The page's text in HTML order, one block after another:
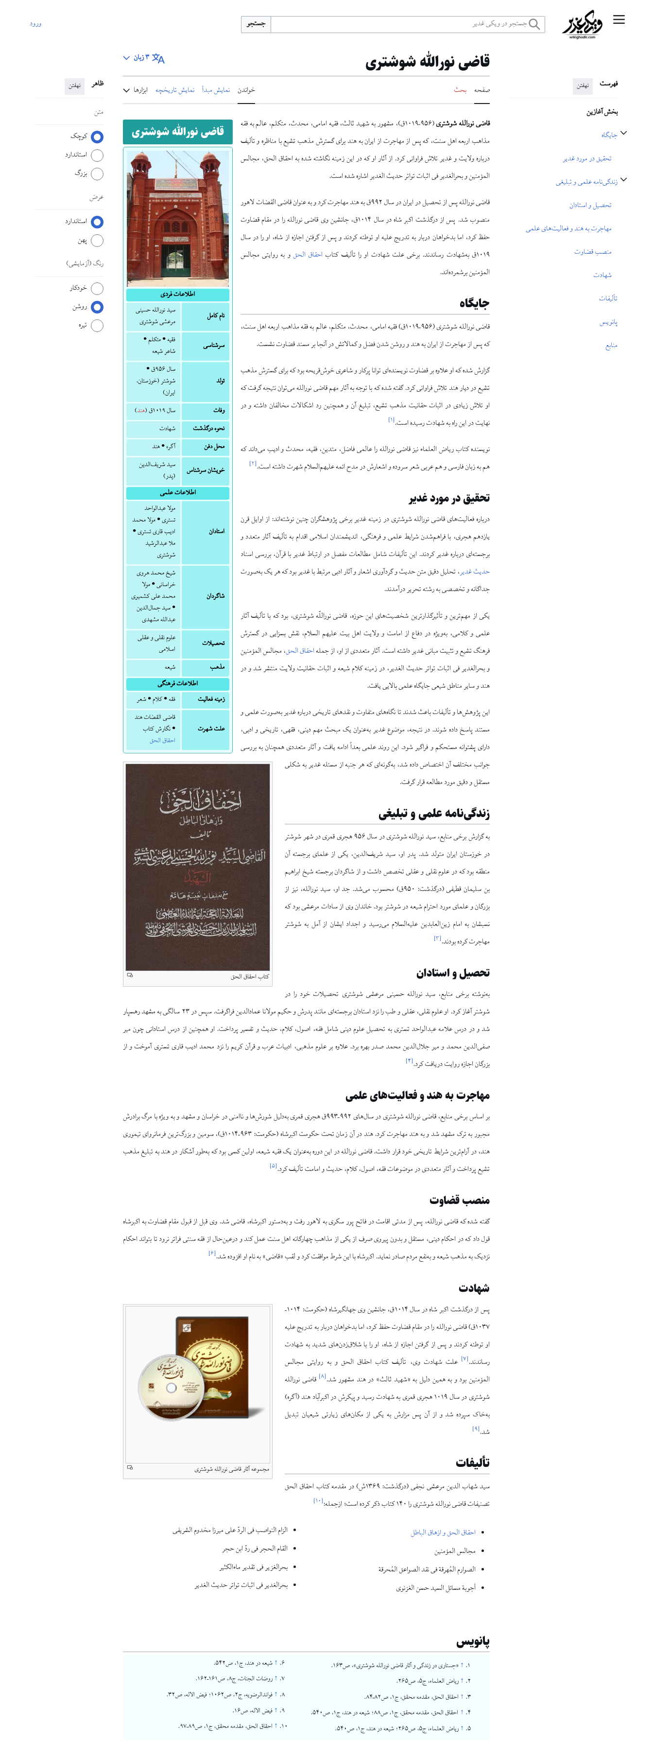
منوی اصلی جستجو ورود
فهرست نهفتن
بخش آغازین
جایگاه
تغییر وضعیت زیربخش‌های جایگاه
تحقیق در مورد غدیر
زندگی‌نامه علمی و تبلیغی
تغییر وضعیت زیربخش‌های زندگی‌نامه علمی و تبلیغی
تحصیل و استادان
مهاجرت به هند و فعالیت‌های علمی
منصب قضاوت
شهادت
تألیفات
پانویس
منابع
قاضی نورالله شوشتری ۳ زبان
صفحه بحث خواندن نمایش مبدأ نمایش تاریخچه ابزارها ظاهر نهفتن
متن
کوچک
استاندارد
بزرگ
عرض
استاندارد
پهن
رنگ(آزمایشی)
خودکار
روشن
تیره
قاضی نورالله شوشتری
اطلاعات فردی
نام کامل
سید نورالله حسینی
مرعشی شوشتری
سرشناسی
فقیه • متکلم •
شاعر شیعه
تولد
سال ۹۵۶ق •
شوشتر (خوزستان،
ایران)
وفات
سال ۱۰۱۹ق ( هند)
نحوه درگذشت
شهادت
محل دفن
آگره • هند
خویشان سرشناس
سید شریف‌الدین
(پدر)
اطلاعات علمی
استادان
مولا عبدالواحد
تستری • مولا محمد
ادیب قاری تستری •
ملا عبدالرشید
شوشتری
شاگردان
شیخ محمد هروی
خراسانی • مولا
محمد علی کشمیری
• سید جمال‌الدین
عبدالله مشهدی
تحصیلات
علوم نقلی و عقلی
اسلامی
مذهب
شیعه
اطلاعات فرهنگی
زمینه فعالیت فقه • کلام • شعر
علت شهرت
قاضی القضات هند
• نگارش کتاب
احقاق الحق
کتاب احقاق الحق
قاضی نورالله شوشتری
(۹۵۶–۱۰۱۹ق)، مشهور به شهید ثالث، فقیه امامی، محدث، متکلم، عالم به فقه
مذاهب اربعه اهل سنت، که پس از مهاجرت از ایران به هند برای گسترش مذهب تشیع با مناظره و تألیف
درباره ولایت و غدیر تلاش فراوانی کرد. از آثار او که در این زمینه نگاشته شده به احقاق الحق، مجالس
المؤمنین و بحرالغدیر فی اثبات تواتر حدیث الغدیر اشاره شده است.
قاضی نورالله پس از تحصیل در ایران در سال ۹۹۲ق به هند مهاجرت کرد و به عنوان قاضی القضات لاهور
منصوب شد. پس از درگذشت اکبر شاه در سال ۱۰۱۴ق، جانشین وی قاضی نورالله را در مقام قضاوت
حفظ کرد، اما بدخواهان دربار به تدریج علیه او توطئه کردند و پس از گرفتن اجازه از شاه، او را در سال
۱۰۱۹ق به‌شهادت رساندند. برخی علت شهادت او را تألیف کتاب
احقاق الحقو به روایتی مجالس
المؤمنین برشمرده‌اند.
جایگاه
قاضی نورالله شوشتری (۹۵۶–۱۰۱۹ق) فقیه امامی، محدث، متکلم، عالم به فقه مذاهب اربعه اهل سنت،
که پس از مهاجرت از ایران به هند و روشن شدن فضل و کمالاتش در آنجا بر مسند قضاوت نشست.
گزارش شده که او علاوه بر قضاوت نویسنده‌ای توانا پرکار و شاعری خوش‌قریحه بود که برای گسترش مذهب
تشیع در دیار هند تلاش فراوانی کرد. گفته شده که با توجه به آثار مهم قاضی نورالله می‌توان نتیجه گرفت که
او تلاش زیادی در اثبات حقانیت مذهب تشیع، تبلیغ آن و همچنین رد اشکالات مخالفان داشته و در
نهایت در این راه به شهادت رسیده است.[۱]
نویسنده کتاب ریاض العلماء نیز قاضی نورالله را عالمی فاضل، متدین، فقیه، محدث و ادیب می‌داند که
هم به زبان فارسی و هم عربی شعر سروده و اشعارش در مدح ائمه علیهم‌السلام شهرت داشته است.[۲]
تحقیق در مورد غدیر
درباره فعالیت‌های قاضی نورالله شوشتری در زمینه غدیر برخی پژوهشگران چنین نوشته‌اند: از اوایل قرن
یازدهم هجری، با فراهم‌شدن شرایط علمی و فرهنگی، اندیشمندان اسلامی اقدام به تألیف آثار متعدد و
برجسته‌ای درباره غدیر کردند. این تألیفات شامل مطالعات مفصل در ارتباط غدیر با قرآن، بررسی اسناد
حدیث غدیر، تحلیل دقیق متن حدیث و گردآوری اشعار و آثار ادبی مرتبط با غدیر بود که هر یک به‌صورت
جداگانه و تخصصی به رشته تحریر درآمدند.
یکی از مهم‌ترین و تأثیرگذارترین شخصیت‌های این حوزه، قاضی نوراللّه شوشتری، بود که با تألیف آثار
علمی و کلامی، به‌ویژه در دفاع از امامت و ولایت اهل بیت علیهم السلام، نقش بسزایی در گسترش
فرهنگ تشیع و تثبیت مبانی غدیر داشته است. آثار متعددی از او، از جملهاحقاق الحق، مجالس المؤمنین
و بحرالغدیر فی اثبات تواتر حدیث الغدیر، در زمینه کلام شیعه و اثبات حقانیت ولایت منتشر شد و در
هند و سایر مناطق شیعی جایگاه علمی بالایی یافت.
این پژوهش‌ها و تألیفات باعث شدند تا نگاه‌های متفاوت و نقدهای تاریخی درباره غدیر به‌صورت علمی و
مستند پاسخ داده شوند. در نتیجه، موضوع غدیر به‌عنوان یک مبحث مهم دینی، فقهی، تاریخی و ادبی،
دارای پشتوانه مستحکم و فراگیر شود. این روند علمی بعداً ادامه یافت و آثار متعددی همچنان به بررسی
جوانب مختلف آن اختصاص داده شد، به‌گونه‌ای که هر جنبه از مسئله غدیر به شکلی
مستقل و دقیق مورد مطالعه قرار گرفت.
زندگی‌نامه علمی و تبلیغی
به گزارش برخی منابع، سید نورالله شوشتری در سال ۹۵۶ هجری قمری در شهر شوشتر
در خوزستان ایران متولد شد. پدر او، سید شریف‌الدین، یکی از علمای برجسته آن
منطقه بود که در علوم نقلی و عقلی تخصص داشت و از شاگردان برجسته شیخ ابراهیم
بن سلیمان قطیفی (درگذشت: ۹۵۰ق) محسوب می‌شد. جد او، سید نورالله، نیز از
بزرگان و علمای مورد احترام شیعه در شوشتر بود. خاندان وی از سادات مرعشی بود که
نسبشان به امام زین‌العابدین علیه‌السلام می‌رسید و اجداد ایشان از آمل به شوشتر
مهاجرت کرده بودند.[۳]
تحصیل و استادان
به‌نوشته برخی منابع، سید نورالله حسینی مرعشی شوشتری تحصیلات خود را در
شوشتر آغاز کرد. او علوم نقلی، عقلی و طب را نزد استادان برجسته‌ای مانند پدرش و حکیم مولانا عمادالدین فراگرفت. سپس در ۲۳ سالگی به مشهد رهسپار
شد و در درس علامه عبدالواحد تستری به تحصیل علوم دینی شامل فقه، اصول، کلام، حدیث و تفسیر پرداخت. او همچنین از درس استادانی چون میر
صفی‌الدین محمد و میر جلال‌الدین محمد صدر بهره برد. علاوه بر علوم مذهبی، ادبیات عرب و قرآن کریم را نزد محمد ادیب قاری تستری آموخت و از
بزرگان اجازه روایت دریافت کرد.[۴]
مهاجرت به هند و فعالیت‌های علمی
بر اساس برخی منابع، قاضی نورالله شوشتری در سال‌های ۹۹۲–۹۹۳ق هجری قمری به‌دلیل شورش‌ها و ناامنی در خراسان و مشهد و به ویژه با مرگ برادرش
مجبور به ترک مشهد شد و به هند مهاجرت کرد. هند در آن زمان تحت حکومت اکبرشاه (حک‍ومت: ۹۶۳–۱۰۱۴ق)، سومین و بزرگ‌ترین فرمانروای تیموری
هند، در آرام‌ترین شرایط تاریخی خود قرار داشت. قاضی نورالله در این دوره به‌عنوان یک فقیه شیعه، اولین کسی بود که به‌طور آشکار در هند به تبلیغ مذهب
تشیع پرداخت و آثار متعددی در موضوعات فقه، اصول، کلام، حدیث و امامت تألیف کرد.[۵]
منصب قضاوت
گفته شده که قاضی نورالله، پس از مدتی اقامت در فاتح پور سکری به لاهور رفت و به‌دستور اکبرشاه، قاضی شد. وی قبل از قبول مقام قضاوت به اکبرشاه
قول داد که در احکام دینی، مستقل و بدون پیروی صرف از یکی از مذاهب چهارگانه اهل سنت عمل کند و درعین‌حال از فقه سنتی فراتر نرود تا بتواند احکام
نزدیک به مذهب شیعه و به‌نفع مردم صادر نماید. اکبرشاه با این شرط موافقت کرد و لقب «قاضی» به نام او افزوده شد.[۶]
شهادت
مجموعه آثار قاضی نورالله شوشتری
پس از درگذشت اکبر شاه در سال ۱۰۱۴ق، جانشین وی جهانگیرشاه (حکومت: ۱۰۱۴–
۱۰۳۷ق) قاضی نورالله را در مقام قضاوت حفظ کرد، اما بدخواهان دربار به تدریج علیه
او توطئه کردند و پس از گرفتن اجازه از شاه، او را با شلاق‌زدن‌های شدید به شهادت
رساندند.[۷] علت شهادت وی، تألیف کتاب احقاق الحق و به روایتی مجالس
المؤمنین بود و به همین دلیل به «شهید ثالث» در هند مشهور شد.[۸] قاضی نورالله
شوشتری در سال ۱۰۱۹ هجری قمری به شهادت رسید و پیکرش در اکبرآباد هند (آگره)
به‌خاک سپرده شد و از آن پس مزارش به یکی از مکان‌های زیارتی شیعیان تبدیل
شد.[۹]
تألیفات
سید شهاب الدین مرعشی نجفی (درگذشت: ۱۳۶۹ش) در مقدمه کتاب احقاق الحق
تصنیفات قاضی نورالله شوشتری را ۱۴۰ کتاب ذکر کرده است؛ ازجمله:
[۱۰]
احقاق الحق و ازهاق الباطل
مجالس المؤمنین
الصوارم المُهرقة فی نقد الصواعق المُحرقة
أجوبة مسائل السید حسن الغزنوی
الزام النواصب فی الردّ علی میرزا مخدوم الشریفی
القام الحجر فی ردّ ابن حجر
بحرالغزیر فی تقدیر ماءالکثیر
بحرالغدیر فی اثبات تواتر حدیث الغدیر
پانویس
↑ «جستاری در زندگی و آثار قاضی نورالله شوشتری»، ص۱۶۳.
↑ ریاض العلماء، ج۵، ص۲۶۵.
↑ احقاق الحق، مقدمه محقق، ج۱، ص۸۲–۸۴.
↑ احقاق الحق، مقدمه محقق، ج۱، ص۸۸؛ شیعه در هند، ج۱، ص۵۴۰.
↑ ریاض العلماء، ج۵، ص۲۶۵؛ شیعه در هند، ج۱، ص۵۴۰.
↑ شیعه در هند، ج۱، ص۵۴۲.
↑ روضات الجنات، ج۸، ص۱۶۱–۱۶۲.
↑ فوائدالرضویه، ج۲، ص۱۰۶۲؛ فیض الاله، ص۳۲.
↑ فیض الاله، ص۱۶.
↑ احقاق الحق، مقدمه محقق، ج۱، ص۸۹–۹۷.